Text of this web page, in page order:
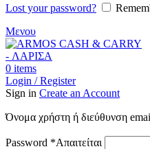
Lost your password?
Μενου
0 items
Login / Register
Sign in Create an Account
Όνομα χρήστη ή διεύθυνση
Password *Απαιτείται